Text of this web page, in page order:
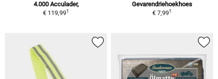
4.000 Acculader,
€ 119,991
Gevarendriehoekhoes
€ 7,991